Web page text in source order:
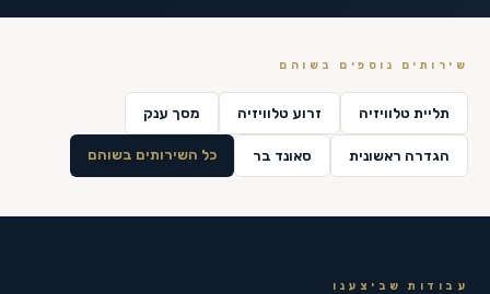
שירותים נוספים ב שוהם
תליית טלוויזיה זרוע טלוויזיה מסך ענק
הגדרה ראשונית סאונד בר כל השירותים בשוהם
עבודות שביצענו